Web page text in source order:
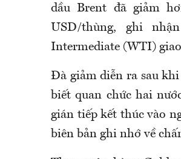
dầu Brent đã giảm
USD/thùng, ghi
Intermediate (WTI)
Đà giảm diễn ra sau
biết quan chức hai
gián tiếp kết thúc vào
biên bản ghi nhớ về